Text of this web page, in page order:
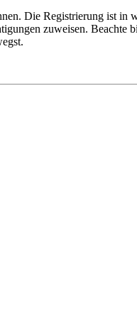
Die Registrierung ist
zuweisen.